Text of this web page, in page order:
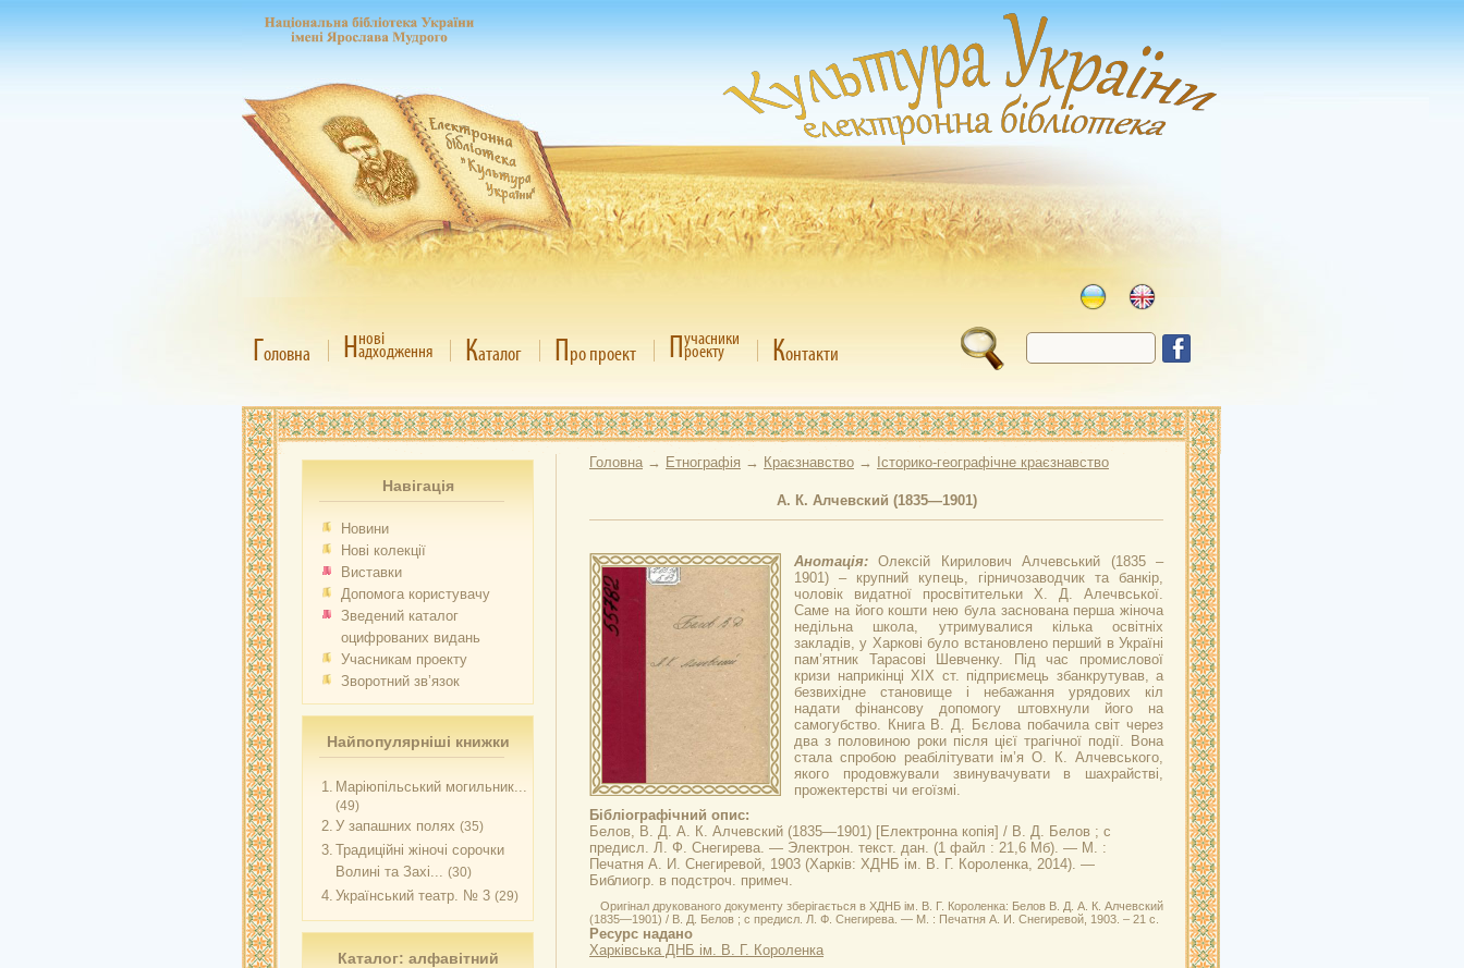
Головна Ннові
адходження Каталог Про проект Пучасники
роекту Контакти
Навігація
Новини
Нові колекції
Виставки
Допомога користувачу
Зведений каталог
оцифрованих видань
Учасникам проекту
Зворотний зв’язок
Найпопулярніші книжки
1. Маріюпільський могильник...
(49)
2. У запашних полях (35)
3. Традиційні жіночі сорочки
Волині та Захі... (30)
4. Український театр. № 3 (29)
Каталог: алфавітний
Головна → Етнографія → Краєзнавство → Історико-географічне краєзнавство
А. К. Алчевский (1835—1901)
Анотація:Олексій Кирилович Алчевський (1835 –
1901) – крупний купець, гірничозаводчик та банкір,
чоловік видатної просвітительки Х. Д. Алечвської.
Саме на його кошти нею була заснована перша жіноча
недільна школа, утримувалися кілька освітніх
закладів, у Харкові було встановлено перший в Україні
пам’ятник Тарасові Шевченку. Під час промислової
кризи наприкінці ХІХ ст. підприємець збанкрутував, а
безвихідне становище і небажання урядових кіл
надати фінансову допомогу штовхнули його на
самогубство. Книга В. Д. Бєлова побачила світ через
два з половиною роки після цієї трагічної події. Вона
стала спробою реабілітувати ім’я О. К. Алчевського,
якого продовжували звинувачувати в шахрайстві,
прожектерстві чи егоїзмі.
Бібліографічний опис:
Белов, В. Д. А. К. Алчевский (1835—1901) [Електронна копія] / В. Д. Белов ; с
предисл. Л. Ф. Снегирева. — Электрон. текст. дан. (1 файл : 21,6 Мб). — М. :
Печатня А. И. Снегиревой, 1903 (Харків: ХДНБ ім. В. Г. Короленка, 2014). —
Библиогр. в подстроч. примеч.
Оригінал друкованого документу зберігається в ХДНБ ім. В. Г. Короленка: Белов В. Д. А. К. Алчевский
(1835—1901) / В. Д. Белов ; с предисл. Л. Ф. Снегирева. — М. : Печатня А. И. Снегиревой, 1903. – 21 с.
Ресурс надано
Харківська ДНБ ім. В. Г. Короленка